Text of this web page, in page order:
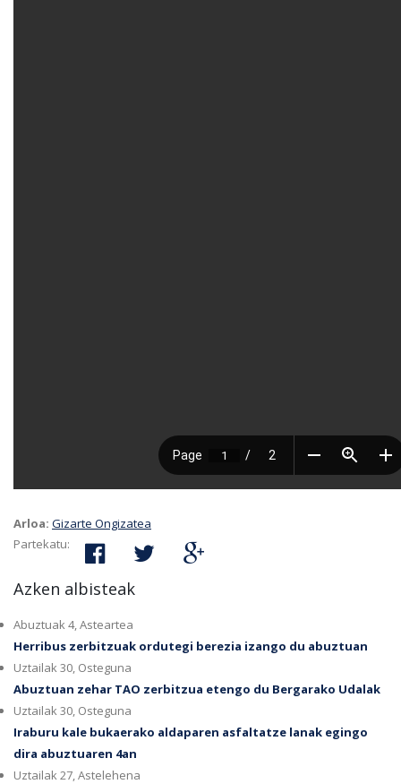
Arloa: Gizarte Ongizatea
Partekatu:
Azken albisteak
Abuztuak 4, Asteartea
Herribus zerbitzuak ordutegi berezia izango du abuztuan
Uztailak 30, Osteguna
Abuztuan zehar TAO zerbitzua etengo du Bergarako Udalak
Uztailak 30, Osteguna
Iraburu kale bukaerako aldaparen asfaltatze lanak egingo
dira abuztuaren 4an
Uztailak 27, Astelehena